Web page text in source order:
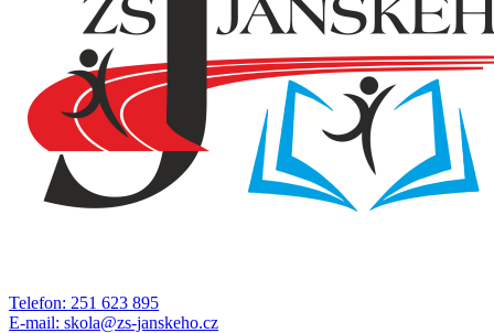
Telefon: 251 623 895
E-mail: skola@zs-janskeho.cz